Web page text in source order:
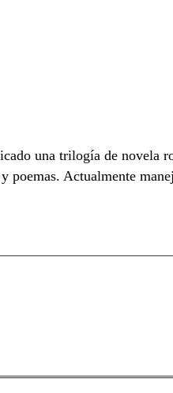
una trilogía de novela
Actualmente